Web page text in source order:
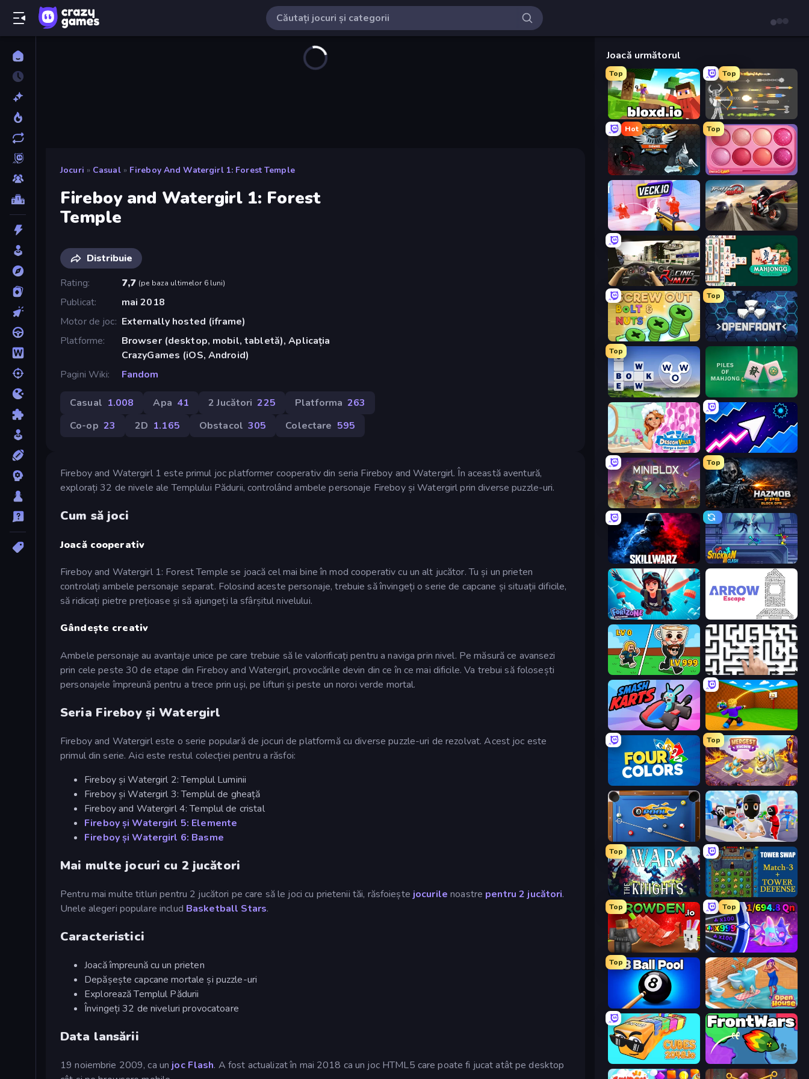
Jocuri » Casual » Fireboy And Watergirl 1: Forest Temple
Fireboy and Watergirl 1: Forest
Temple
Distribuie
Rating
7,7 (pe baza ultimelor 6 luni)
Publicat
mai 2018
Motor de joc Externally hosted (iframe)
Platforme
Browser (desktop, mobil, tabletă), Aplicația
CrazyGames (iOS, Android)
Pagini Wiki
Fandom
Casual 1.008 Apa 41 2 Jucători 225 Platforma 263
Co-op 23 2D 1.165 Obstacol 305 Colectare 595
Fireboy and Watergirl 1 este primul joc platformer cooperativ din seria Fireboy and Watergirl. În această aventură,
explorați 32 de nivele ale Templului Pădurii, controlând ambele personaje Fireboy și Watergirl prin diverse puzzle-uri.
Cum să joci
Joacă cooperativ
Fireboy and Watergirl 1: Forest Temple se joacă cel mai bine în mod cooperativ cu un alt jucător. Tu și un prieten
controlați ambele personaje separat. Folosind aceste personaje, trebuie să învingeți o serie de capcane și situații dificile,
să ridicați pietre prețioase și să ajungeți la sfârșitul nivelului.
Gândește creativ
Ambele personaje au avantaje unice pe care trebuie să le valorificați pentru a naviga prin nivel. Pe măsură ce avansezi
prin cele peste 30 de etape din Fireboy and Watergirl, provocările devin din ce în ce mai dificile. Va trebui să folosești
personajele împreună pentru a trece prin uși, pe lifturi și peste un noroi verde mortal.
Seria Fireboy și Watergirl
Fireboy and Watergirl este o serie populară de jocuri de platformă cu diverse puzzle-uri de rezolvat. Acest joc este
primul din serie. Aici este restul colecției pentru a răsfoi:
Fireboy și Watergirl 2: Templul Luminii
Fireboy și Watergirl 3: Templul de gheață
Fireboy and Watergirl 4: Templul de cristal
Fireboy și Watergirl 5: Elemente
Fireboy și Watergirl 6: Basme
Mai multe jocuri cu 2 jucători
Pentru mai multe titluri pentru 2 jucători pe care să le joci cu prietenii tăi, răsfoiește jocurile noastre pentru 2 jucători.
Unele alegeri populare includ Basketball Stars.
Caracteristici
Joacă împreună cu un prieten
Depășește capcane mortale și puzzle-uri
Explorează Templul Pădurii
Învingeți 32 de niveluri provocatoare
Data lansării
19 noiembrie 2009, ca un joc Flash. A fost actualizat în mai 2018 ca un joc HTML5 care poate fi jucat atât pe desktop
Joacă următorul
Top
Bloxd.io
Top
Ragdoll Archers
Hot
EvoWars.io
Top
Piece of Cake: Merge and Bake
Veck.io Traffic Rider
Racing Limits Mahjongg Solitaire
Screw Out: Bolts and Nuts
Top
Openfront
Top
Words of Wonders Piles of Mahjong
Designville: Merge & Design Space Waves
Miniblox
Top
Hazmob FPS: Online Shooter
SkillWarz Stickman Clash
Fortzone Battle Royale Arrow Escape
Brainrot Arena Online Arrow Escape: Puzzle
Smash Karts Throw a Lucky Block
Top
Mergest Kingdom
8 Ball Pool
Top
War the Knights Tower Swap
Top
Grow A Garden | Growden.io
Top
Meeland.io
Top
Open House
Cubes 2048.io FrontWars.io